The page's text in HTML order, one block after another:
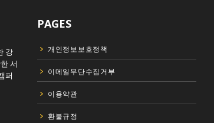
강
서
퍼
PAGES
개인정보보호정책
이메일무단수집거부
이용약관
환불규정